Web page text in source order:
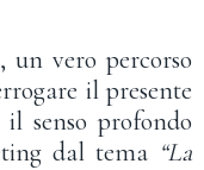
un vero percorso
il presente
senso profondo
dal tema “La